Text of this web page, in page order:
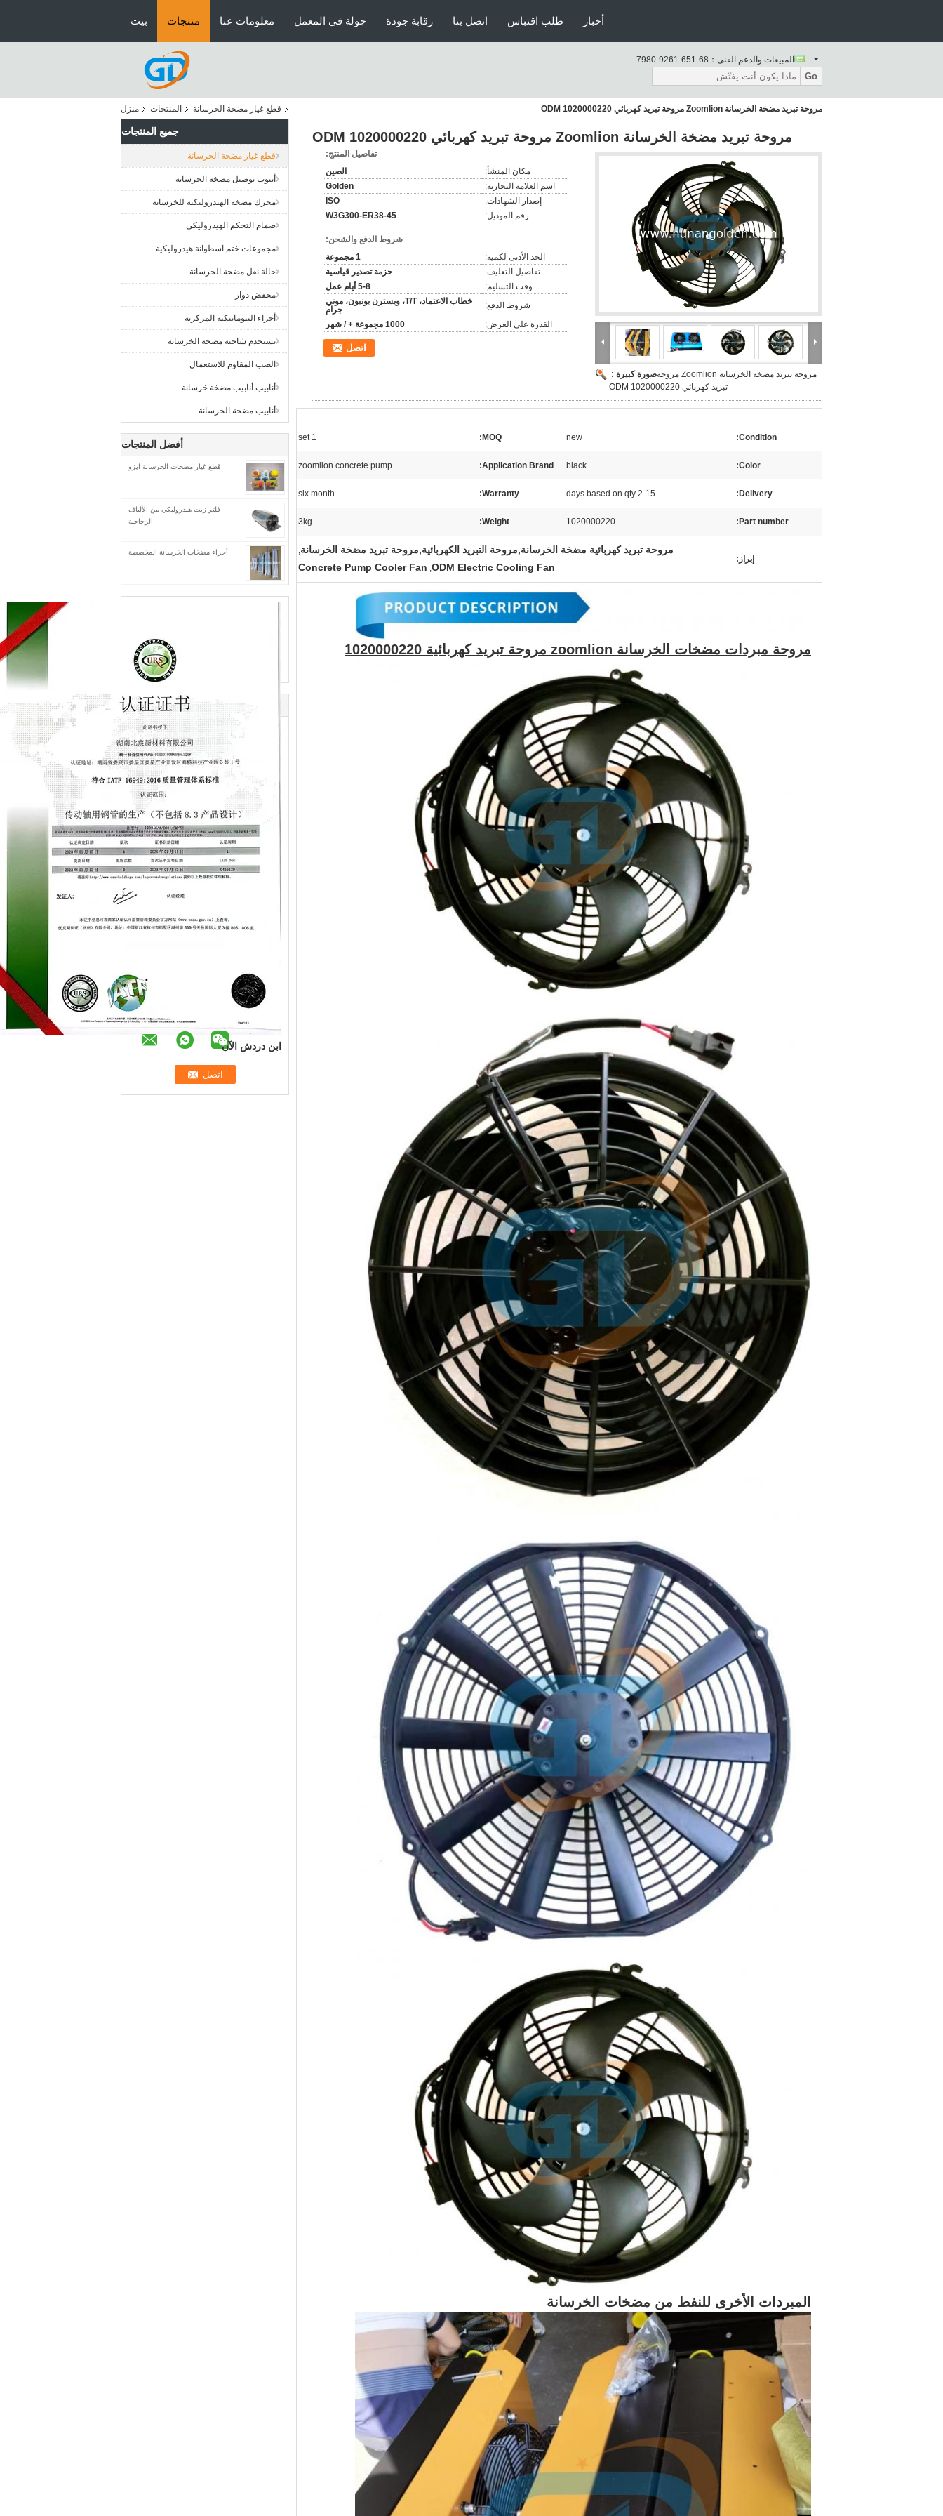
بيت منتجات معلومات عنا جولة في المعمل رقابة جودة اتصل بنا طلب اقتباس أخبار
المبيعات والدعم الفنى： 86-156-1629-0897
Go
منزل المنتجات قطع غيار مضخة الخرسانة مروحة تبريد مضخة الخرسانة Zoomlion مروحة تبريد كهربائي 1020000220 ODM
جميع المنتجات
قطع غيار مضخة الخرسانة
أنبوب توصيل مضخة الخرسانة
محرك مضخة الهيدروليكية للخرسانة
صمام التحكم الهيدروليكي
مجموعات ختم اسطوانة هيدروليكية
حالة نقل مضخة الخرسانة
مخفض دوار
أجزاء النيوماتيكية المركزية
تستخدم شاحنة مضخة الخرسانة
الصب المقاوم للاستعمال
أنابيب أنابيب مضخة خرسانة
أنابيب مضخة الخرسانة
أفضل المنتجات
قطع غيار مضخات الخرسانة ايزو
فلتر زيت هيدروليكي من الألياف
الزجاجية
أجزاء مضخات الخرسانة المخصصة
ابن دردش الآن
مروحة تبريد مضخة الخرسانة Zoomlion مروحة تبريد كهربائي 1020000220 ODM
صورة كبيرة :مروحة تبريد مضخة الخرسانة Zoomlion مروحة
تبريد كهربائي 1020000220 ODM
تفاصيل المنتج:
مكان المنشأ:
الصين
اسم العلامة التجارية:
Golden
إصدار الشهادات:
ISO
رقم الموديل:
W3G300-ER38-45
شروط الدفع والشحن:
الحد الأدنى لكمية:
1 مجموعة
تفاصيل التغليف:
حزمة تصدير قياسية
وقت التسليم:
5-8 أيام عمل
شروط الدفع:
خطاب الاعتماد، T/T، ويسترن يونيون، موني
جرام
القدرة على العرض:
1000 مجموعة + / شهر
اتصل
Condition:
new
MOQ:
1 set
Color:
black
Application Brand:
zoomlion concrete pump
Delivery:
2-15 days based on qty
Warranty:
six month
Part number:
1020000220
Weight:
3kg
إبراز:
مروحة تبريد كهربائية مضخة الخرسانة,مروحة التبريد الكهربائية,مروحة تبريد مضخة الخرسانة,
ODM Electric Cooling Fan
,
Concrete Pump Cooler Fan
مروحة مبردات مضخات الخرسانة zoomlion مروحة تبريد كهربائية 1020000220
المبردات الأخرى للنفط من مضخات الخرسانة